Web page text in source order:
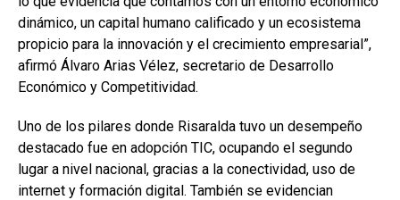
dinámico, un capital humano calificado y un ecosistema
propicio para la innovación y el crecimiento empresarial”,
afirmó Álvaro Arias Vélez, secretario de Desarrollo
Económico y Competitividad.
Uno de los pilares donde Risaralda tuvo un desempeño
destacado fue en adopción TIC, ocupando el segundo
lugar a nivel nacional, gracias a la conectividad, uso de
internet y formación digital. También se evidencian